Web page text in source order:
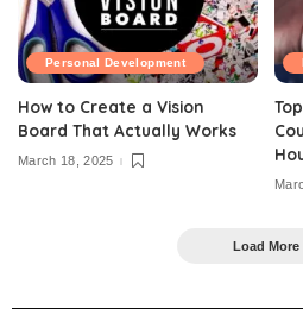
Personal Development
How to Create a Vision
Board That Actually Works
March 18, 2025
Load More